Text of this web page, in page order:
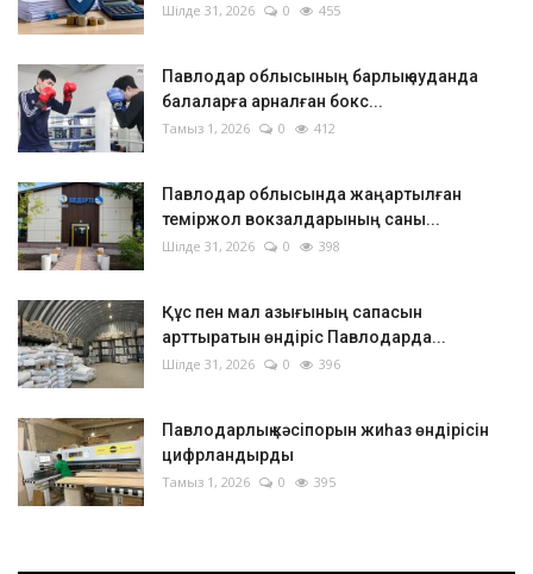
Шілде 31, 2026 0 455
Павлодар облысының барлық ауданда
балаларға арналған бокс...
Тамыз 1, 2026 0 412
Павлодар облысында жаңартылған
теміржол вокзалдарының саны...
Шілде 31, 2026 0 398
Құс пен мал азығының сапасын
арттыратын өндіріс Павлодарда...
Шілде 31, 2026 0 396
Павлодарлық кәсіпорын жиһаз өндірісін
цифрландырды
Тамыз 1, 2026 0 395